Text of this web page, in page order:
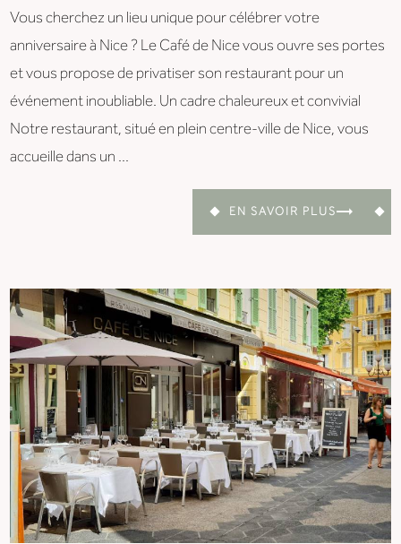
Vous cherchez un lieu unique pour célébrer votre
anniversaire à Nice ? Le Café de Nice vous ouvre ses portes
et vous propose de privatiser son restaurant pour un
événement inoubliable. Un cadre chaleureux et convivial
Notre restaurant, situé en plein centre-ville de Nice, vous
accueille dans un ...
EN SAVOIR PLUS